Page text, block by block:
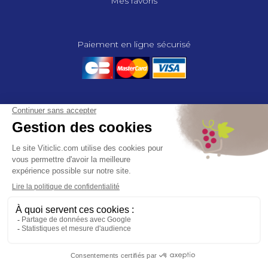
Paiement en ligne sécurisé
© 2025 - GROUPE COMPAS, TOUS DROITS RÉSERVÉS.
MENTIONS LÉGALES
CGV
POLITIQUE DE CONFIDENTIALITÉ
COMPAS, à travers ses métiers de négociant et distributeur répond aux
horticulteurs, dans le domaine des espaces verts, des collectivités et des
particuliers. Le service développement de COMPAS travaille en
partenariat étroit avec le monde agricole et viticole pour mettre au point,
tester et proposer à ses clients les solutions les mieux adaptées. Agrément